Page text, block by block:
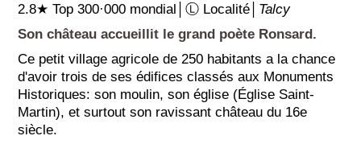
2.8★ Top 300·000 mondial│Ⓛ Localité│ Talcy
Son château accueillit le grand poète Ronsard.
Ce petit village agricole de 250 habitants a la chance
d'avoir trois de ses édifices classés aux Monuments
Historiques: son moulin, son église (Église Saint-
Martin), et surtout son ravissant château du 16e
siècle.